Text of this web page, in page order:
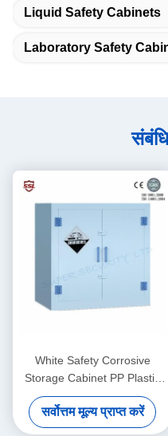
Liquid Safety Cabinets
Laboratory Safety
White Safety Corrosive
Storage Cabinet PP Plastic
With Adjustable Shelves ,
28gallon
सर्वोत्तम मूल्य प्राप्त करें